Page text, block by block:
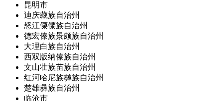
昆明市
迪庆藏族自治州
怒江傈僳族自治州
德宏傣族景颇族自治州
大理白族自治州
西双版纳傣族自治州
文山壮族苗族自治州
红河哈尼族彝族自治州
楚雄彝族自治州
临沧市